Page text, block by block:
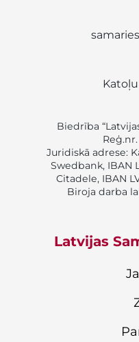
Katoļu
Biedrība
Juridiskā adrese:
Swedbank, IBAN
Citadele, IBAN
Biroja darba
Latvijas